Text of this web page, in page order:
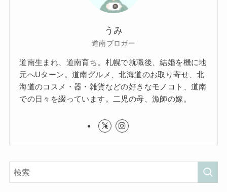
うみ
道南ブロガー
道南生まれ、道南育ち。札幌で就職後、結婚を機に地
元へUターン。道南グルメ、北海道のお取り寄せ、北
海道のコスメ・器・雑貨などの好きなモノコト、道南
での日々を綴っています。二児の母、漁師の嫁。